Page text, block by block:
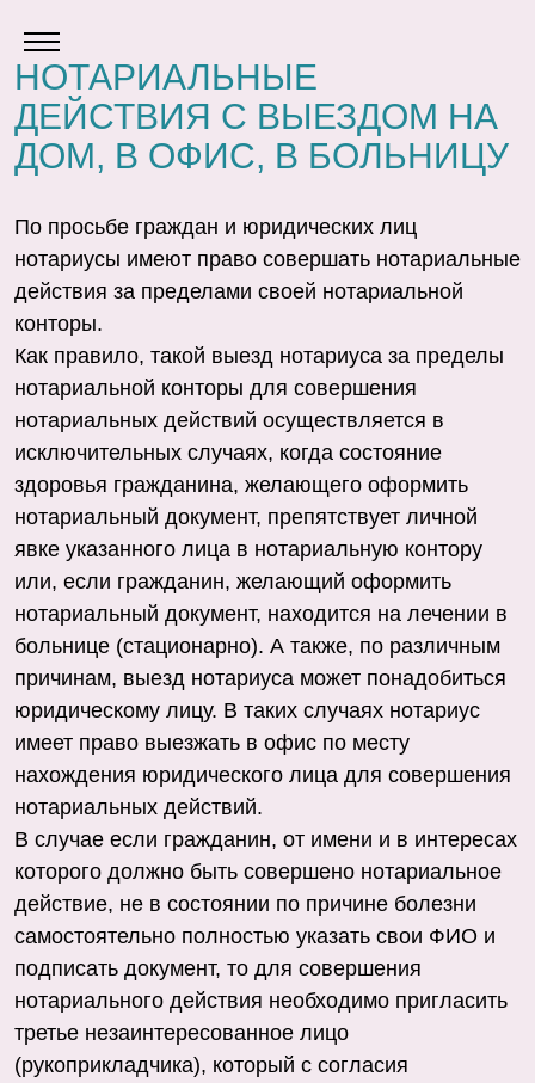
НОТАРИАЛЬНЫЕ
ДЕЙСТВИЯ С ВЫЕЗДОМ НА
ДОМ, В ОФИС, В БОЛЬНИЦУ
По просьбе граждан и юридических лиц
нотариусы имеют право совершать нотариальные
действия за пределами своей нотариальной
конторы.
Как правило, такой выезд нотариуса за пределы
нотариальной конторы для совершения
нотариальных действий осуществляется в
исключительных случаях, когда состояние
здоровья гражданина, желающего оформить
нотариальный документ, препятствует личной
явке указанного лица в нотариальную контору
или, если гражданин, желающий оформить
нотариальный документ, находится на лечении в
больнице (стационарно). А также, по различным
причинам, выезд нотариуса может понадобиться
юридическому лицу. В таких случаях нотариус
имеет право выезжать в офис по месту
нахождения юридического лица для совершения
нотариальных действий.
В случае если гражданин, от имени и в интересах
которого должно быть совершено нотариальное
действие, не в состоянии по причине болезни
самостоятельно полностью указать свои ФИО и
подписать документ, то для совершения
нотариального действия необходимо пригласить
третье незаинтересованное лицо
(рукоприкладчика), который с согласия